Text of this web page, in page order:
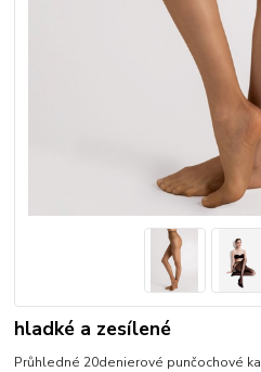
hladké a zesílené
Průhledné 20denierové punčochové